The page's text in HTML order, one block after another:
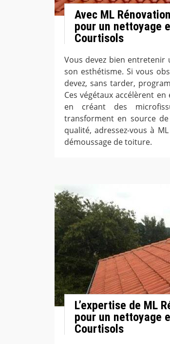
Avec ML
pour un nettoyage
Courtisols
Vous devez bien
son esthétisme. Si vous
devez, sans tarder,
Ces végétaux accélèrent
en créant des
transforment en source
qualité, adressez-vous à
démoussage de toiture.
L’expertise de ML
pour un nettoyage
Courtisols